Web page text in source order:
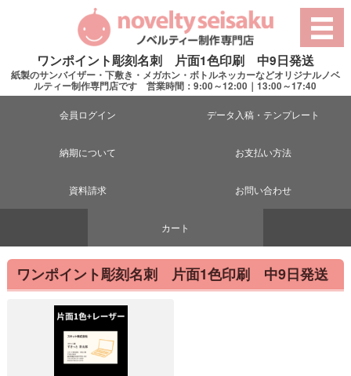
ワンポイント彫刻名刺 片面1色印刷 中9日発送
紙製のサンバイザー・下敷き・メガホン・ボトルネッカーなどオリジナルノベ
ルティー制作専門店です 営業時間：9:00～12:00｜13:00～17:40
会員ログイン データ入稿・テンプレート
納期について お支払い方法
資料請求 お問い合わせ
カート
ワンポイント彫刻名刺 片面1色印刷 中9日発送